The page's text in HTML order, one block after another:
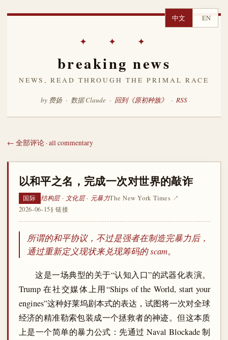
中文 EN
✦ ✦ ✦
breaking news
NEWS, READ THROUGH THE PRIMAL RACE
by 费扬 · 数据 Claude · 回到《原初种族》 · RSS
← 全部评论 · all commentary
以和平之名，完成一次对世界的敲诈
国际 结构层 · 文化层 · 元暴力The New York Times ↗
2026-06-15§ 链接
所谓的和平协议，不过是强者在制造完暴力后，
通过重新定义现状来兑现筹码的 scam。
这是一场典型的关于“认知入口”的武器化表演。
Trump 在社交媒体上用“Ships of the World, start your
engines”这种好莱坞剧本式的表达，试图将一次对全球
经济的精准勒索包装成一个拯救者的神迹。但这本质
上是一个简单的暴力公式：先通过 Naval Blockade 制